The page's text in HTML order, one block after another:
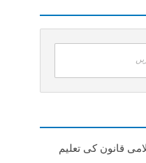
قانون کی تعلیم